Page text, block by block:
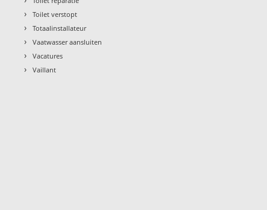
› Toilet verstopt
› Totaalinstallateur
› Vaatwasser aansluiten
› Vacatures
› Vaillant